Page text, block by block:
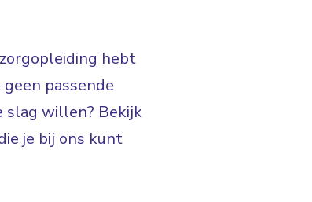
hebt
passende
slag willen? Bekijk
je bij ons kunt